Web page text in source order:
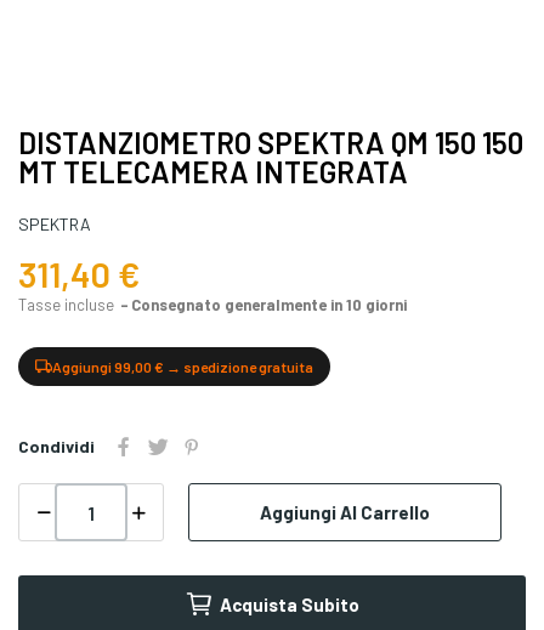
DISTANZIOMETRO SPEKTRA QM 150 150
MT TELECAMERA INTEGRATA
SPEKTRA
311,40 €
Tasse incluse Consegnato generalmente in 10 giorni
Aggiungi 99,00 € → spedizione gratuita
Condividi
Aggiungi Al Carrello
Acquista Subito